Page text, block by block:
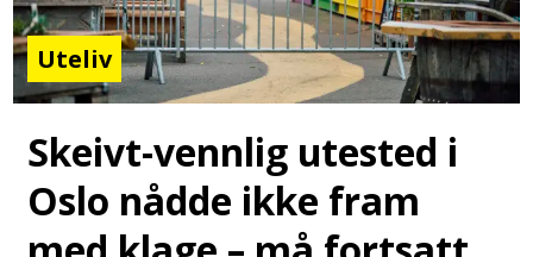
Uteliv
Skeivt-vennlig utested i
Oslo nådde ikke fram